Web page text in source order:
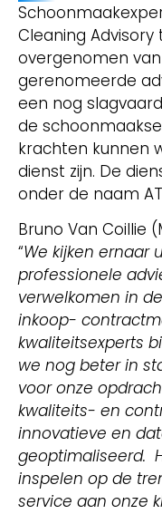
Cleaning
overgenomen
gerenomeerde
een nog
de
krachten kunnen
dienst zijn. De
onder de naam
Bruno Van Coillie
“We kijken ernaar
professionele
verwelkomen in
inkoop-
kwaliteitsexperts
we nog beter in
voor onze
kwaliteits- en
innovatieve en
geoptimaliseerd.
inspelen op de
service aan onze